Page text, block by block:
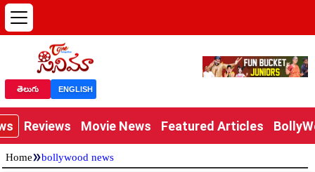
తెలుగు ENGLISH
Reviews Movie News Featured Articles
Home»bollywood news